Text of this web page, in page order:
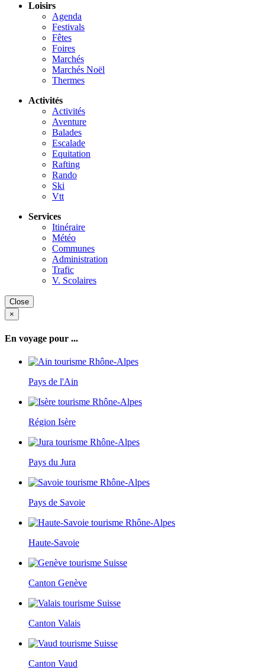
Loisirs
Agenda
Festivals
Fêtes
Foires
Marchés
Marchés Noël
Thermes
Activités
Activités
Aventure
Balades
Escalade
Equitation
Rafting
Rando
Ski
Vtt
Services
Itinéraire
Météo
Communes
Administration
Trafic
V. Scolaires
Close
×
En voyage pour ...
Pays de l'Ain
Région Isère
Pays du Jura
Pays de Savoie
Haute-Savoie
Canton Genève
Canton Valais
Canton Vaud